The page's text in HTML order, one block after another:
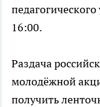
16:00.
Раздача
молодёжной
получить